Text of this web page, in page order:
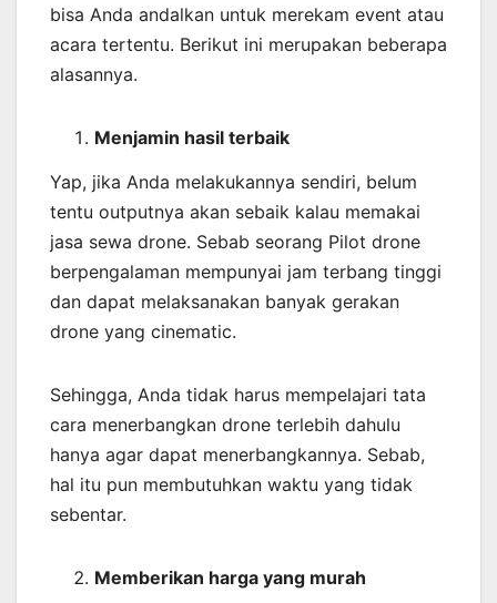
bisa Anda andalkan untuk merekam event atau
acara tertentu. Berikut ini merupakan beberapa
alasannya.
Menjamin hasil terbaik
Yap, jika Anda melakukannya sendiri, belum
tentu outputnya akan sebaik kalau memakai
jasa sewa drone. Sebab seorang Pilot drone
berpengalaman mempunyai jam terbang tinggi
dan dapat melaksanakan banyak gerakan
drone yang cinematic.
Sehingga, Anda tidak harus mempelajari tata
cara menerbangkan drone terlebih dahulu
hanya agar dapat menerbangkannya. Sebab,
hal itu pun membutuhkan waktu yang tidak
sebentar.
Memberikan harga yang murah